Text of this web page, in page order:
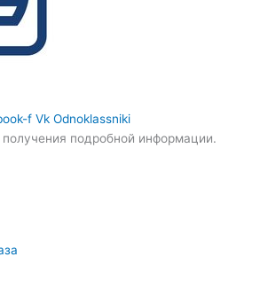
f Vk Odnoklassniki
подробной информации.